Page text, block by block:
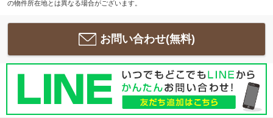
の物件所在地とは異なる場合がございます。
お問い合わせ(無料)